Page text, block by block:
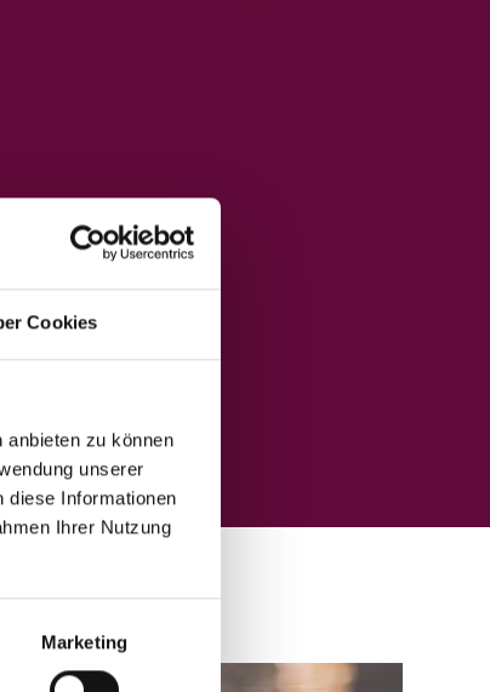
Cookies
anbieten zu können
unserer
diese Informationen
Ihrer Nutzung
Marketing